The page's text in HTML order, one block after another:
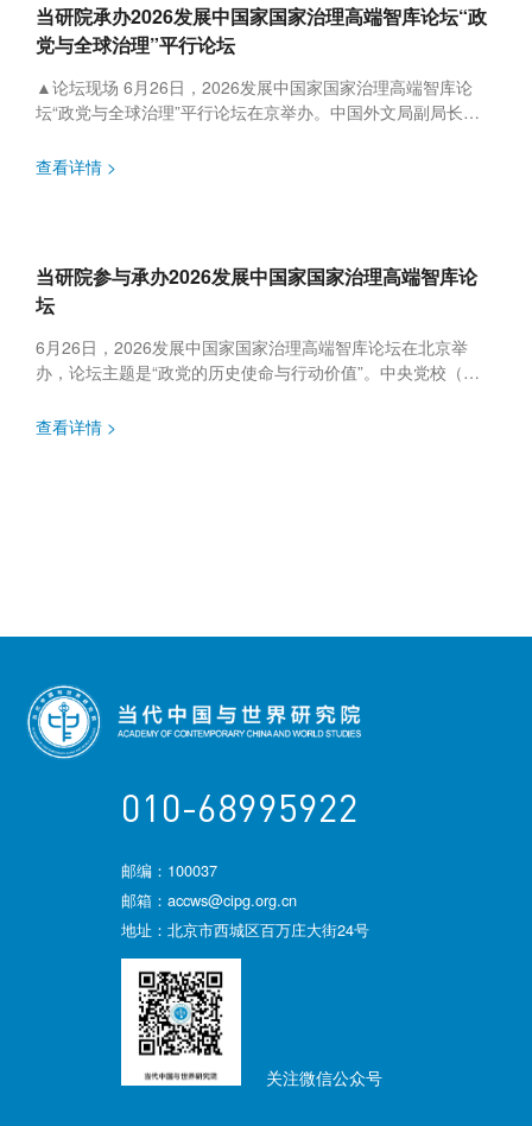
当研院承办2026发展中国家国家治理高端智库论坛“政
党与全球治理”平行论坛
▲论坛现场 6月26日，2026发展中国家国家治理高端智库论
坛“政党与全球治理”平行论坛在京举办。中国外文局副局长于
京语言大学...
查看详情 >
当研院参与承办2026发展中国家国家治理高端智库论
坛
6月26日，2026发展中国家国家治理高端智库论坛在北京举
办，论坛主题是“政党的历史使命与行动价值”。中央党校（国
党史和文献研...
查看详情 >
010-68995922
邮编：100037
邮箱：accws@cipg.org.cn
地址：北京市西城区百万庄大街24号
关注微信公众号